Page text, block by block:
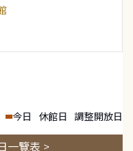
今日 休館日 調整開放日
一覽表 >